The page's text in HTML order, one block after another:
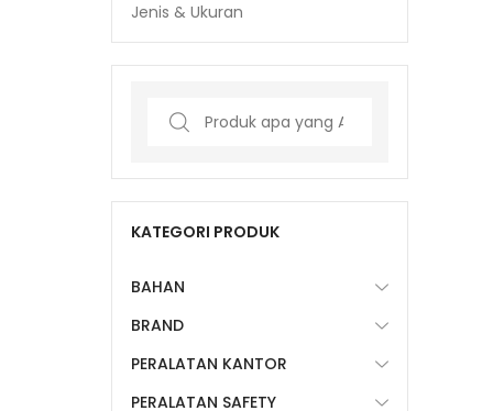
Jenis & Ukuran
Search
KATEGORI PRODUK
BAHAN
BRAND
PERALATAN KANTOR
PERALATAN SAFETY